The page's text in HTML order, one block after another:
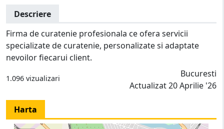
Descriere
Firma de curatenie profesionala ce ofera servicii
specializate de curatenie, personalizate si adaptate
nevoilor fiecarui client.
1.096 vizualizari
Bucuresti
Actualizat 20 Aprilie '26
Harta